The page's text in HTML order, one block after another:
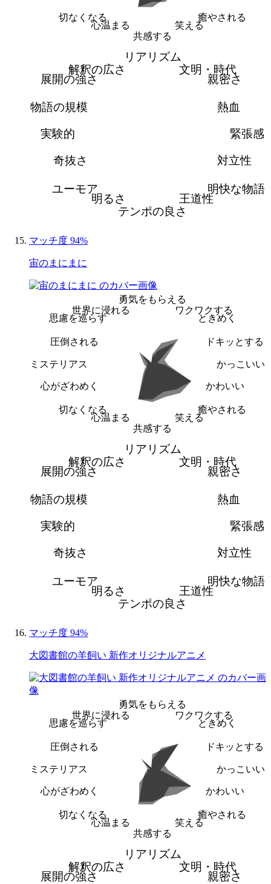
癒やされる
笑える
共感する
心温まる
切なくなる
リアリズム
文明・時代
親密さ
熱血
緊張感
対立性
明快な物語
王道性
テンポの良さ
明るさ
ユーモア
奇抜さ
実験的
物語の規模
展開の強さ
解釈の広さ
マッチ度 94%
宙のまにまに
勇気をもらえる
ワクワクする
ときめく
ドキッとする
かっこいい
かわいい
癒やされる
笑える
共感する
心温まる
切なくなる
心がざわめく
ミステリアス
圧倒される
思慮を巡らす
世界に浸れる
リアリズム
文明・時代
親密さ
熱血
緊張感
対立性
明快な物語
王道性
テンポの良さ
明るさ
ユーモア
奇抜さ
実験的
物語の規模
展開の強さ
解釈の広さ
マッチ度 94%
大図書館の羊飼い 新作オリジナルアニメ
勇気をもらえる
ワクワクする
ときめく
ドキッとする
かっこいい
かわいい
癒やされる
笑える
共感する
心温まる
切なくなる
心がざわめく
ミステリアス
圧倒される
思慮を巡らす
世界に浸れる
リアリズム
文明・時代
親密さ
展開の強さ
解釈の広さ